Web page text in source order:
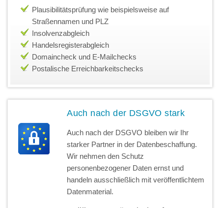
Plausibilitätsprüfung wie beispielsweise auf
Straßennamen und PLZ
Insolvenzabgleich
Handelsregisterabgleich
Domaincheck und E-Mailchecks
Postalische Erreichbarkeitschecks
Auch nach der DSGVO stark
Auch nach der DSGVO bleiben wir Ihr
starker Partner in der Datenbeschaffung.
Wir nehmen den Schutz
personenbezogener Daten ernst und
handeln ausschließlich mit veröffentlichtem
Datenmaterial.